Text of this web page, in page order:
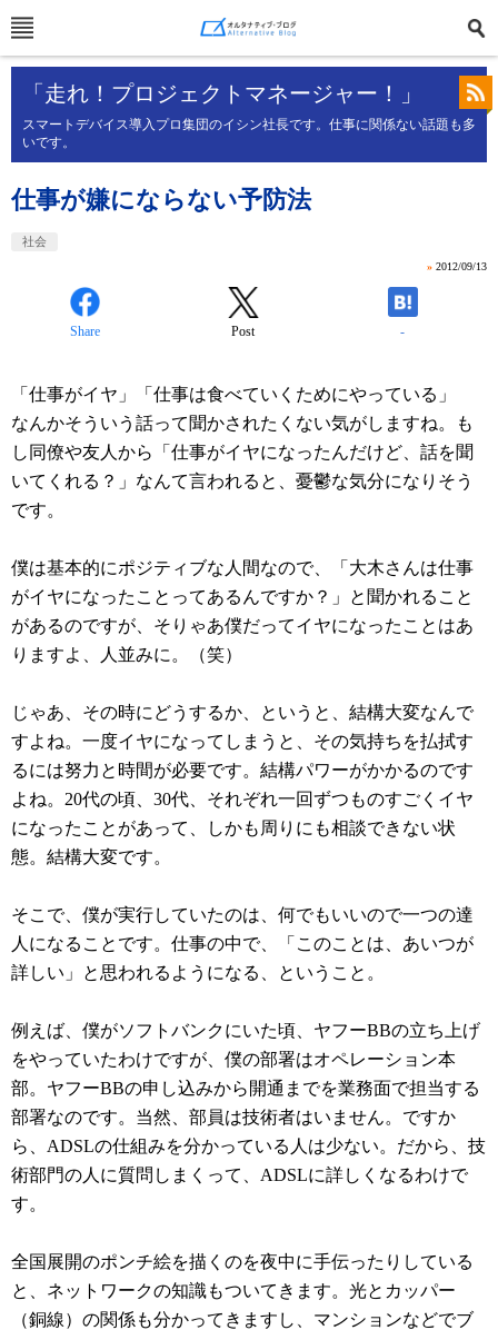
「走れ！プロジェクトマネージャー！」
スマートデバイス導入プロ集団のイシン社長です。仕事に関係ない話題も多
いです。
仕事が嫌にならない予防法
社会
» 2012/09/13
Share Post -
「仕事がイヤ」「仕事は食べていくためにやっている」
なんかそういう話って聞かされたくない気がしますね。も
し同僚や友人から「仕事がイヤになったんだけど、話を聞
いてくれる？」なんて言われると、憂鬱な気分になりそう
です。
僕は基本的にポジティブな人間なので、「大木さんは仕事
がイヤになったことってあるんですか？」と聞かれること
があるのですが、そりゃあ僕だってイヤになったことはあ
りますよ、人並みに。（笑）
じゃあ、その時にどうするか、というと、結構大変なんで
すよね。一度イヤになってしまうと、その気持ちを払拭す
るには努力と時間が必要です。結構パワーがかかるのです
よね。20代の頃、30代、それぞれ一回ずつものすごくイヤ
になったことがあって、しかも周りにも相談できない状
態。結構大変です。
そこで、僕が実行していたのは、何でもいいので一つの達
人になることです。仕事の中で、「このことは、あいつが
詳しい」と思われるようになる、ということ。
例えば、僕がソフトバンクにいた頃、ヤフーBBの立ち上げ
をやっていたわけですが、僕の部署はオペレーション本
部。ヤフーBBの申し込みから開通までを業務面で担当する
部署なのです。当然、部員は技術者はいません。ですか
ら、ADSLの仕組みを分かっている人は少ない。だから、技
術部門の人に質問しまくって、ADSLに詳しくなるわけで
す。
全国展開のポンチ絵を描くのを夜中に手伝ったりしている
と、ネットワークの知識もついてきます。光とカッパー
（銅線）の関係も分かってきますし、マンションなどでブ